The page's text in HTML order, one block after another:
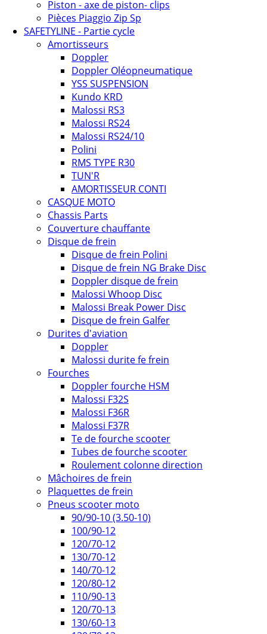
Piston - axe de piston- clips
Pièces Piaggio Zip Sp
SAFETYLINE - Partie cycle
Amortisseurs
Doppler
Doppler Oléopneumatique
YSS SUSPENSION
Kundo KRD
Malossi RS3
Malossi RS24
Malossi RS24/10
Polini
RMS TYPE R30
TUN'R
AMORTISSEUR CONTI
CASQUE MOTO
Chassis Parts
Couverture chauffante
Disque de frein
Disque de frein Polini
Disque de frein NG Brake Disc
Doppler disque de frein
Malossi Whoop Disc
Malossi Break Power Disc
Disque de frein Galfer
Durites d'aviation
Doppler
Malossi durite fe frein
Fourches
Doppler fourche HSM
Malossi F32S
Malossi F36R
Malossi F37R
Te de fourche scooter
Tubes de fourche scooter
Roulement colonne direction
Mâchoires de frein
Plaquettes de frein
Pneus scooter moto
90/90-10 (3.50-10)
100/90-12
120/70-12
130/70-12
140/70-12
120/80-12
110/90-13
120/70-13
130/60-13